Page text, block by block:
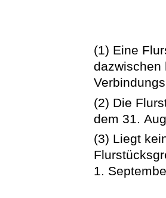
(1) Eine
dazwischen
(2) Die
dem 31.
(3) Liegt
1.